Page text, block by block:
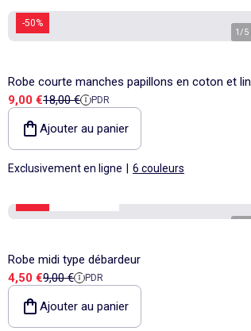
-50%
1/5
Robe courte manches papillons en coton et lin
Prix de vente
9,00 €Prix de référence
18,00 € PDR
Ajouter au panier
Exclusivement en ligne 6 couleurs
Robe midi type débardeur
Prix de vente
4,50 €Prix de référence
9,00 € PDR
Ajouter au panier